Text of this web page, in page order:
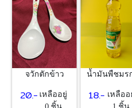
จวักตักข้าว
20.- เหลืออยู่
0 ชิ้น
น้ำมันพืชมร
18.- เหลืออ
1 ชิ้น